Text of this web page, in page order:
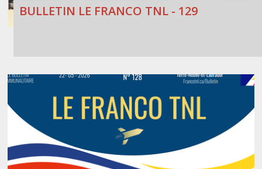
BULLETIN LE FRANCO TNL - 129